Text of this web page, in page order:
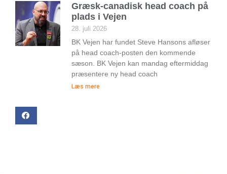
Græsk-canadisk head coach på
plads i Vejen
28. juli 2026
BK Vejen har fundet Steve Hansons afløser
på head coach-posten den kommende
sæson. BK Vejen kan mandag eftermiddag
præsentere ny head coach
Læs mere